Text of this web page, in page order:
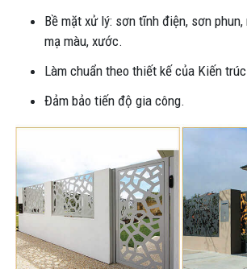
Bề mặt xử lý: sơn tĩnh điện, sơn phun,
mạ màu, xước.
Làm chuẩn theo thiết kế của Kiến
Đảm bảo tiến độ gia công.